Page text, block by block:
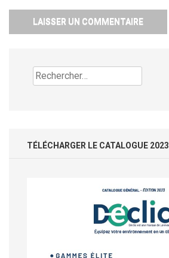
Rechercher :
TÉLÉCHARGER LE CATALOGUE 2023